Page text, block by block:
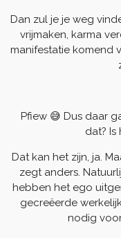
Dan zul je je weg
vrijmaken, karma
manifestatie komend
Pfiew 😅 Dus daar
dat? Is
Dat kan het zijn, ja.
zegt anders.
hebben het ego
gecreëerde
nodig